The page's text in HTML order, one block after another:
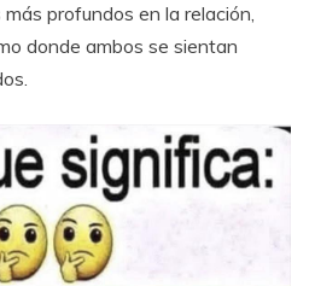
profundos en la relación,
donde ambos se sientan